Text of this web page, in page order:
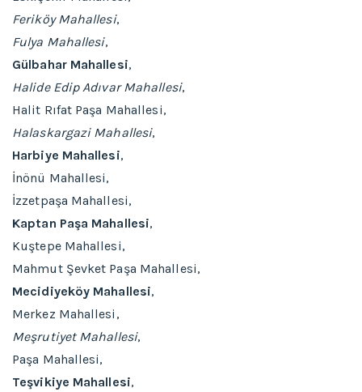
Feriköy Mahallesi,
Fulya Mahallesi,
Gülbahar Mahallesi,
Halide Edip Adıvar Mahallesi,
Halit Rıfat Paşa Mahallesi,
Halaskargazi Mahallesi,
Harbiye Mahallesi,
İnönü Mahallesi,
İzzetpaşa Mahallesi,
Kaptan Paşa Mahallesi,
Kuştepe Mahallesi,
Mahmut Şevket Paşa Mahallesi,
Mecidiyeköy Mahallesi,
Merkez Mahallesi,
Meşrutiyet Mahallesi,
Paşa Mahallesi,
Teşvikiye Mahallesi,